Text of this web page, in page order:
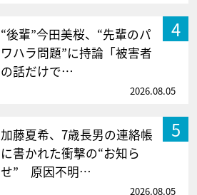
4
“後輩”今田美桜、“先輩のパ
ワハラ問題”に持論「被害者
の話だけで…
2026.08.05
5
加藤夏希、7歳長男の連絡帳
に書かれた衝撃の“お知ら
せ” 原因不明…
2026.08.05